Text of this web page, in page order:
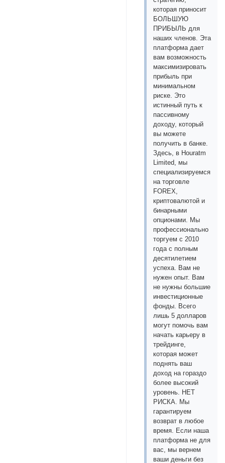
которая приносит
БОЛЬШУЮ
ПРИБЫЛЬ для
наших членов. Эта
платформа дает
вам возможность
максимизировать
прибыль при
минимальном
риске. Это
истинный путь к
пассивному
доходу, который
вы можете
получить в банке.
Здесь, в Houratm
Limited, мы
специализируемся
на торговле
FOREX,
криптовалютой и
бинарными
опционами. Мы
профессионально
торгуем с 2010
года с полным
десятилетием
успеха. Вам не
нужен опыт. Вам
не нужны большие
инвестиционные
фонды. Всего
лишь 5 долларов
могут помочь вам
начать карьеру в
трейдинге,
которая может
поднять ваш
доход на гораздо
более высокий
уровень. НЕТ
РИСКА. Мы
гарантируем
возврат в любое
время. Если наша
платформа не для
вас, мы вернем
ваши деньги без